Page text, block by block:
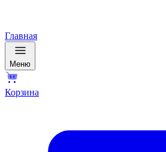
Главная
Меню
Корзина